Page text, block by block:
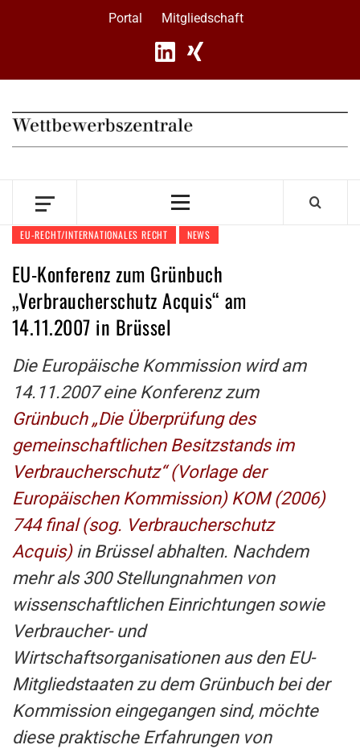
Portal Mitgliedschaft
Primary
EU-RECHT/INTERNATIONALES RECHT NEWS
EU-Konferenz zum Grünbuch
„Verbraucherschutz Acquis“ am
14.11.2007 in Brüssel
Die Europäische Kommission wird am
14.11.2007 eine Konferenz zum
Grünbuch „Die Überprüfung des
gemeinschaftlichen Besitzstands im
Verbraucherschutz“ (Vorlage der
Europäischen Kommission) KOM (2006)
744 final (sog. Verbraucherschutz
Acquis)in Brüssel abhalten. Nachdem
mehr als 300 Stellungnahmen von
wissenschaftlichen Einrichtungen sowie
Verbraucher- und
Wirtschaftsorganisationen aus den EU-
Mitgliedstaaten zu dem Grünbuch bei der
Kommission eingegangen sind, möchte
diese praktische Erfahrungen von